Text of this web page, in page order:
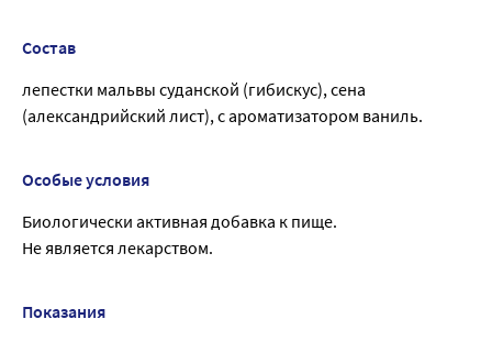
Состав
лепестки мальвы суданской (гибискус), сена
(александрийский лист), с ароматизатором ваниль.
Особые условия
Биологически активная добавка к пище.
Не является лекарством.
Показания